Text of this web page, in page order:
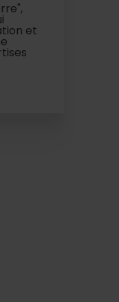
et